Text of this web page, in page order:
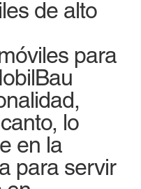
de alto
para
lo
en la
para servir